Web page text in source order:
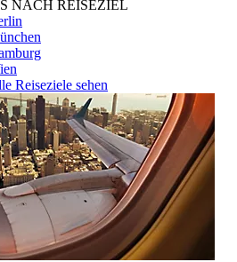
NACH REISEZIEL
Reiseziele sehen